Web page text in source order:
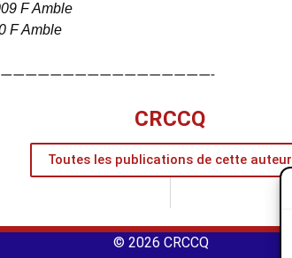
F Amble
F Amble
CRCCQ
Toutes les publications de cette auteur
© 2026 CRCCQ